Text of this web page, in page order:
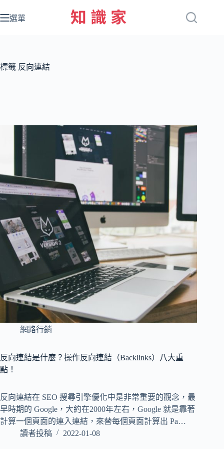
至
容
選單
標籤 反向連結
網路行銷
反向連結是什麼？操作反向連結（Backlinks）八大重
點！
反向連結在 SEO 搜尋引擎優化中是非常重要的觀念，最
早時期的 Google，大約在2000年左右，Google 就是靠著
計算一個頁面的連入連結，來替每個頁面計算出 Pa…
讀者投稿
2022-01-08